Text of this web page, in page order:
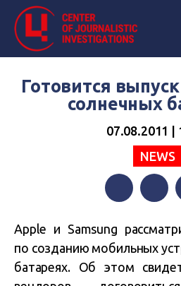
Готовится
солнечных
07.08.2011 |
NEWS
Apple и Samsung
по созданию мобильных
батареях. Об этом